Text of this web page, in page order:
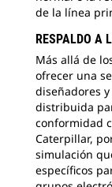
de la línea
RESPALDO A
Más allá de
ofrecer una
diseñadores
distribuida
conformidad
Caterpillar,
simulación
específicos